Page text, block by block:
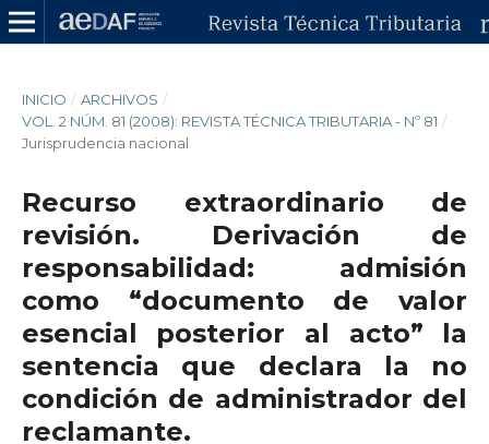
INICIO / ARCHIVOS /
VOL. 2 NÚM. 81 (2008): REVISTA TÉCNICA TRIBUTARIA - Nº 81 /
Jurisprudencia nacional
Recurso extraordinario de
revisión. Derivación de
responsabilidad: admisión
como “documento de valor
esencial posterior al acto” la
sentencia que declara la no
condición de administrador del
reclamante.